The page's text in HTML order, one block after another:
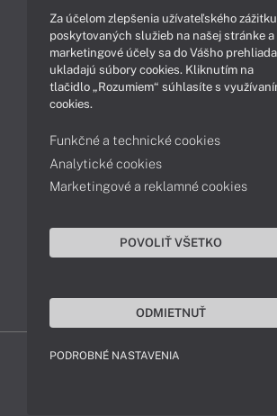
Technológie
Videá
Obsah
Ako nakupovať
Možnosti
Podpora a servis
Servisné služby
Kontakty
043 4224 771
Obchodné
HP-SHOP © 2012 - 2026 Všetky práva
Za účelom zlepšenia užívateľského
poskytovaných služieb na našej stránke a
marketingové účely sa do Vášho
ukladajú súbory cookies. Kliknutím na
tlačidlo „Rozumiem“ súhlasíte s
cookies.
Funkčné a technické cookies
Analytické cookies
Marketingové a reklamné cookies
POVOLIŤ VŠETKO
ODMIETNUŤ
PODROBNÉ NASTAVENIA